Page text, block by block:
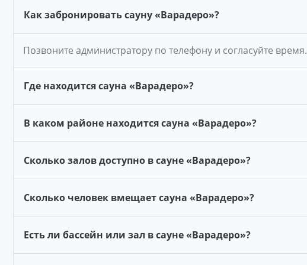
Как забронировать сауну «Варадеро»?
Позвоните администратору по телефону и согласуйте время.
Где находится сауна «Варадеро»?
В каком районе находится сауна «Варадеро»?
Сколько залов доступно в сауне «Варадеро»?
Сколько человек вмещает сауна «Варадеро»?
Есть ли бассейн или зал в сауне «Варадеро»?